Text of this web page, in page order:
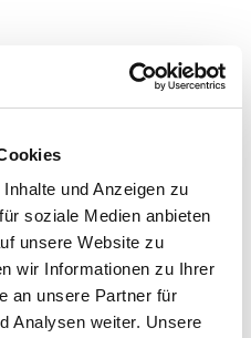
und Anzeigen zu
soziale Medien anbieten
unsere Website zu
wir Informationen zu Ihrer
an unsere Partner für
Analysen weiter. Unsere